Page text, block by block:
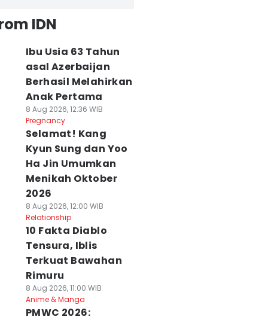
IDN
Ibu Usia 63 Tahun
asal Azerbaijan
Berhasil Melahirkan
Anak Pertama
8 Aug 2026, 12:36 WIB
Pregnancy
Selamat! Kang
Kyun Sung dan Yoo
Ha Jin Umumkan
Menikah Oktober
2026
8 Aug 2026, 12:00 WIB
Relationship
10 Fakta Diablo
Tensura, Iblis
Terkuat Bawahan
Rimuru
8 Aug 2026, 11:00 WIB
Anime & Manga
PMWC 2026: